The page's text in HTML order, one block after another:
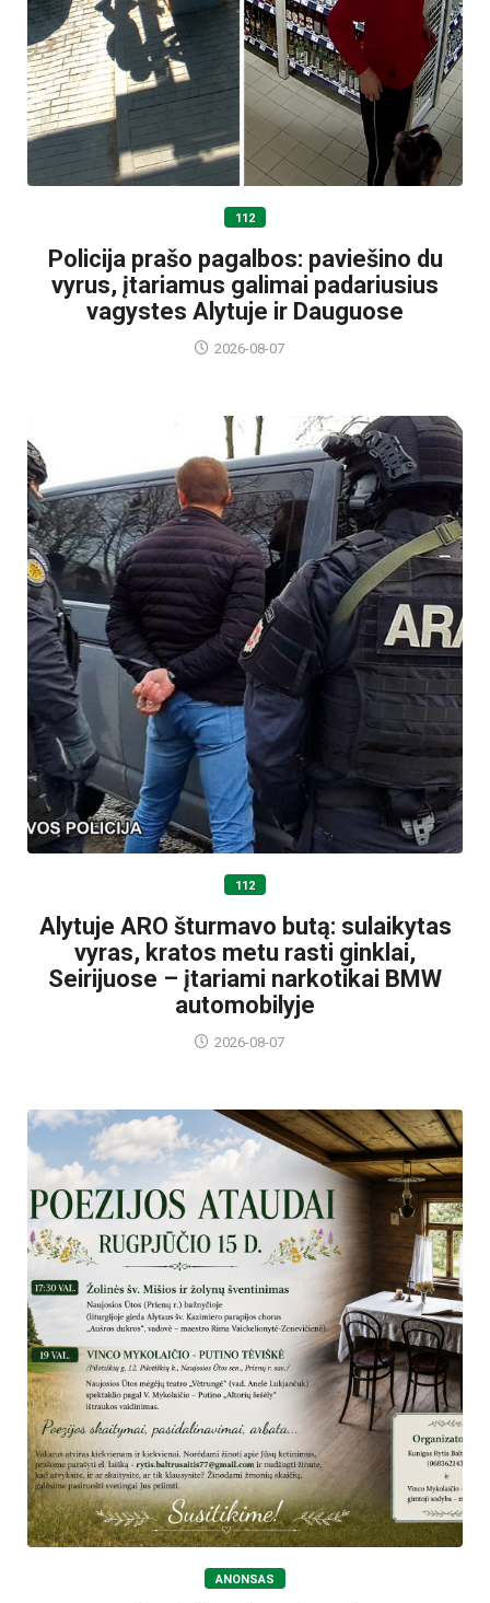
112
Policija prašo pagalbos: paviešino du
vyrus, įtariamus galimai padariusius
vagystes Alytuje ir Dauguose
2026-08-07
112
Alytuje ARO šturmavo butą: sulaikytas
vyras, kratos metu rasti ginklai,
Seirijuose – įtariami narkotikai BMW
automobilyje
2026-08-07
ANONSAS